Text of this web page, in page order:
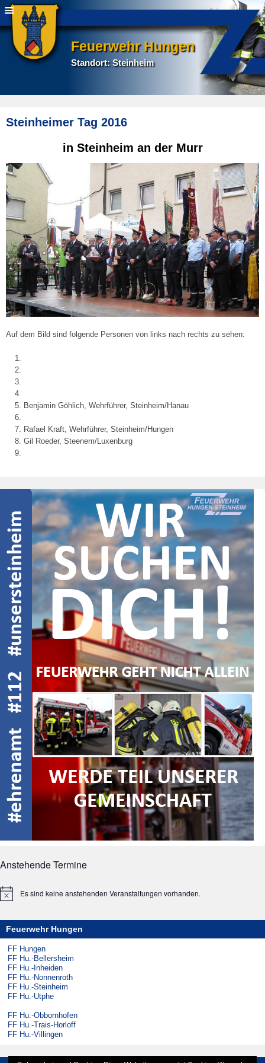
Feuerwehr Hungen
Standort: Steinheim
Steinheimer Tag 2016
s
t
e
l
l
t
a
m
2
4
.
M
i
in Steinheim an der Murr
Auf dem Bild sind folgende Personen von links nach rechts zu sehen:
Benjamin Göhlich, Wehrführer, Steinheim/Hanau
Rafael Kraft, Wehrführer, Steinheim/Hungen
Gil Roeder, Steenem/Luxenburg
Anstehende Termine
HinweisEs sind keine anstehenden Veranstaltungen vorhanden.
Feuerwehr Hungen
FF Hungen
FF Hu.-Bellersheim
FF Hu.-Inheiden
FF Hu.-Nonnenroth
FF Hu.-Steinheim
FF Hu.-Utphe
FF Hu.-Obbornhofen
FF Hu.-Trais-Horloff
FF Hu.-Villingen